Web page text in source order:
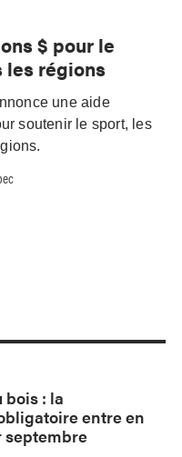
$ pour le
les régions
une aide
soutenir le sport, les
bois : la
entre en
septembre